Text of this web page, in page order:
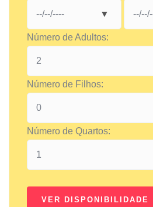
Número de Adultos:
Número de Filhos:
Número de Quartos: